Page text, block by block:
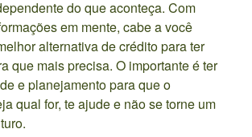
do que aconteça. Com
em mente, cabe a você
alternativa de crédito para ter
que mais precisa. O importante é ter
e planejamento para que o
qual for, te ajude e não se torne um